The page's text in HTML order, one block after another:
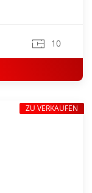
10
ZU VERKAUFEN